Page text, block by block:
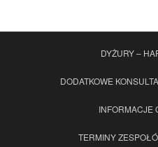
DYŻURY –
DODATKOWE
INFORMACJE
TERMINY